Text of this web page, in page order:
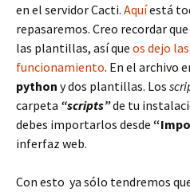
en el servidor Cacti. Aquíestá
repasaremos. Creo recordar
las plantillas, así que os dejo
funcionamiento. En el archivo
python y dos plantillas. Los
carpeta “scripts”de tu
debes importarlos desde
inferfaz web.
Con esto ya sólo tendremos